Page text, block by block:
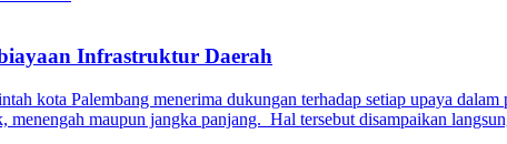
Infrastruktur Daerah
kota Palembang menerima dukungan terhadap setiap upaya
maupun jangka panjang. Hal tersebut disampaikan